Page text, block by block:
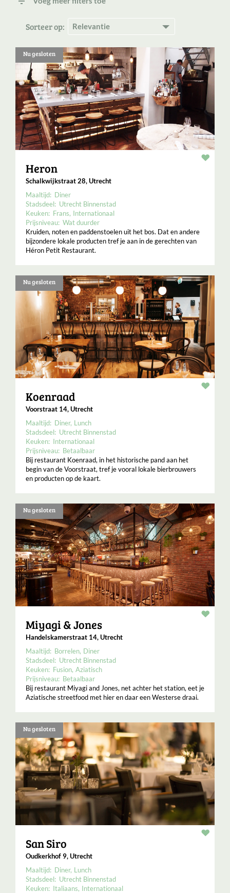
Sorteer op:
Nu gesloten
Heron
Schalkwijkstraat 28, Utrecht
Maaltijd: Diner
Stadsdeel: Utrecht Binnenstad
Keuken: Frans Internationaal
Prijsniveau: Wat duurder
Kruiden, noten en paddenstoelen uit het bos. Dat en andere
bijzondere lokale producten tref je aan in de gerechten van
Héron Petit Restaurant.
Nu gesloten
Koenraad
Voorstraat 14, Utrecht
Maaltijd: Diner Lunch
Stadsdeel: Utrecht Binnenstad
Keuken: Internationaal
Prijsniveau: Betaalbaar
Bij restaurant Koenraad, in het historische pand aan het
begin van de Voorstraat, tref je vooral lokale bierbrouwers
en producten op de kaart.
Nu gesloten
Miyagi & Jones
Handelskamerstraat 14, Utrecht
Maaltijd: Borrelen Diner
Stadsdeel: Utrecht Binnenstad
Keuken: Fusion Aziatisch
Prijsniveau: Betaalbaar
Bij restaurant Miyagi and Jones, net achter het station, eet je
Aziatische streetfood met hier en daar een Westerse draai.
Nu gesloten
San Siro
Oudkerkhof 9, Utrecht
Maaltijd: Diner Lunch
Stadsdeel: Utrecht Binnenstad
Keuken: Italiaans Internationaal